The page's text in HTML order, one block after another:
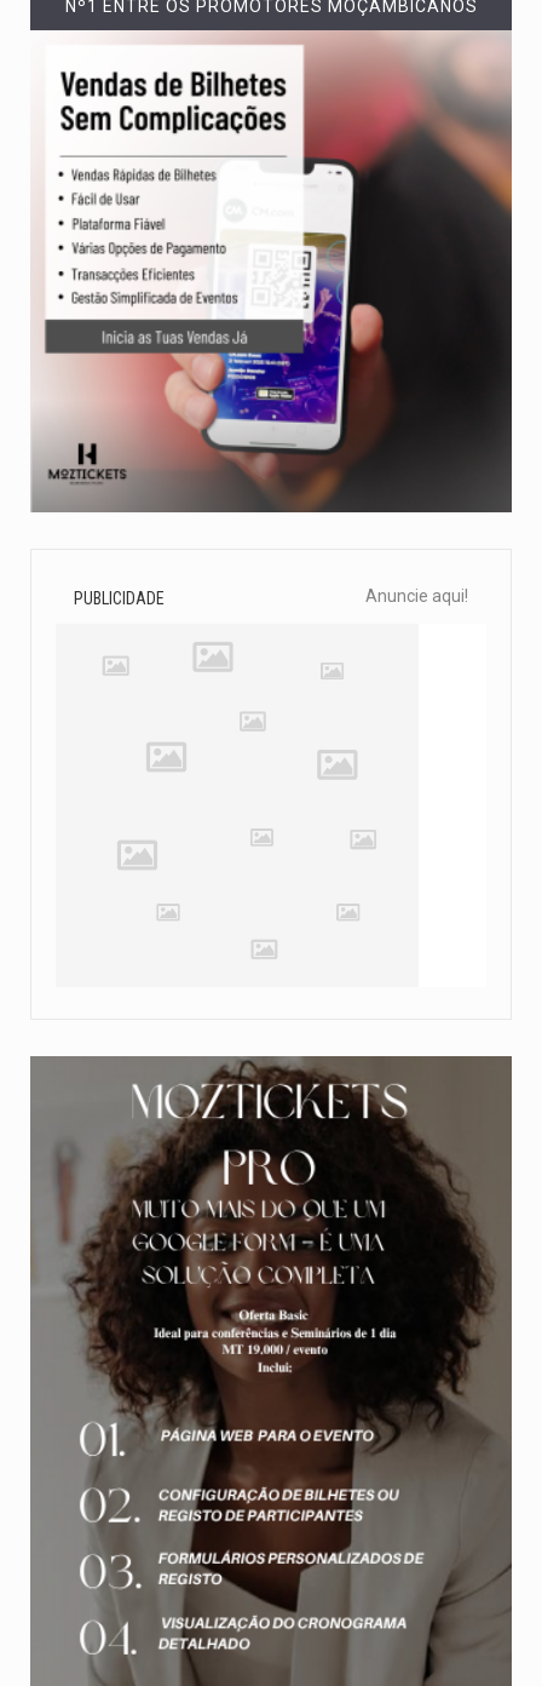
Nº1 ENTRE OS PROMOTORES MOÇAMBICANOS
PUBLICIDADE Anuncie aqui!